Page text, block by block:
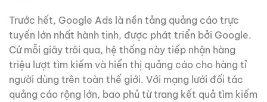
Trước hết, Google Ads là nền tảng quảng cáo trực
tuyến lớn nhất hành tinh, được phát triển bởi Google.
Cứ mỗi giây trôi qua, hệ thống này tiếp nhận hàng
triệu lượt tìm kiếm và hiển thị quảng cáo cho hàng tỉ
người dùng trên toàn thế giới. Với mạng lưới đối tác
quảng cáo rộng lớn, bao phủ từ trang kết quả tìm kiếm